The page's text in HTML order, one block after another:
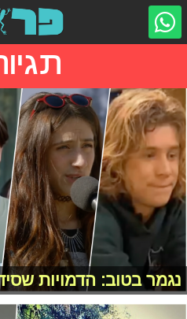
נגמר בטוב: הדמויות